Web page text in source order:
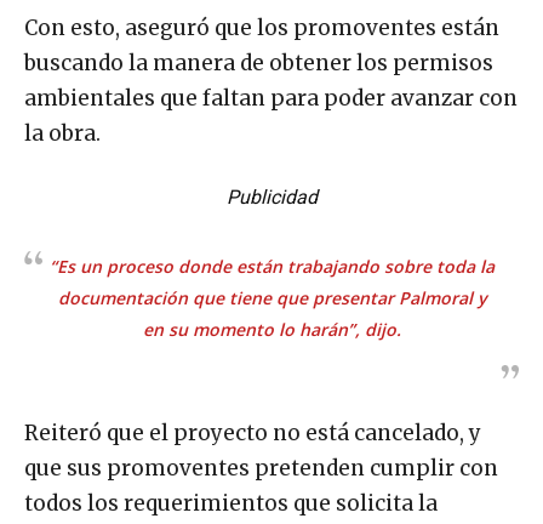
Con esto, aseguró que los promoventes están
buscando la manera de obtener los permisos
ambientales que faltan para poder avanzar con
la obra.
Publicidad
“Es un proceso donde están trabajando sobre toda la
documentación que tiene que presentar Palmoral y
en su momento lo harán”, dijo.
Reiteró que el proyecto no está cancelado, y
que sus promoventes pretenden cumplir con
todos los requerimientos que solicita la